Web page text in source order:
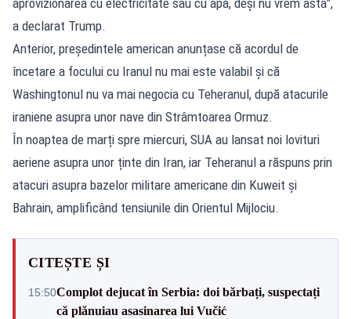
a declarat Trump.
Anterior, președintele american anunțase că acordul de
încetare a focului cu Iranul nu mai este valabil și că
Washingtonul nu va mai negocia cu Teheranul, după atacurile
iraniene asupra unor nave din Strâmtoarea Ormuz.
În noaptea de marți spre miercuri, SUA au lansat noi lovituri
aeriene asupra unor ținte din Iran, iar Teheranul a răspuns prin
atacuri asupra bazelor militare americane din Kuweit și
Bahrain, amplificând tensiunile din Orientul Mijlociu.
CITEȘTE ȘI
15:50Complot dejucat în Serbia: doi bărbați, suspectați
că plănuiau asasinarea lui Vučić